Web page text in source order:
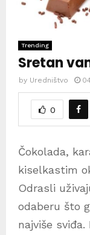
Trending
Sretan
by Uredništvo
0
Čokolada,
kiselkastim
Odrasli
odaberu što
najviše